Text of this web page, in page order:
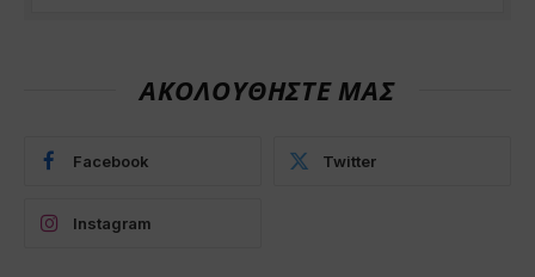
ΑΚΟΛΟΥΘΗΣΤΕ ΜΑΣ
Facebook Twitter
Instagram